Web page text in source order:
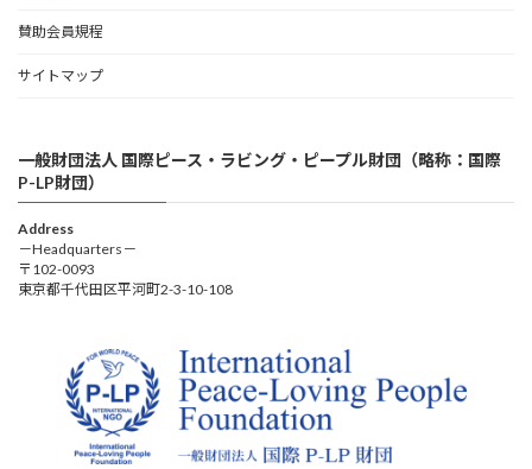
賛助会員規程
サイトマップ
一般財団法人 国際ピース・ラビング・ピープル財団（略称：国際
P-LP財団）
Address
－Headquarters－
〒102-0093
東京都千代田区平河町2-3-10-108